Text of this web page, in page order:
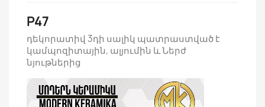
P47
դեկորատիվ 3դի սալիկ պատրաստված է
կամպոզիտային, ալյումին և Ներժ
նյութներից